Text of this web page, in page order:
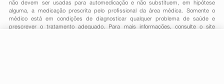
não devem ser usadas para automedicação e não substituem, em hipótese
alguma, a medicação prescrita pelo profissional da área médica. Somente o
médico está em condições de diagnosticar qualquer problema de saúde e
prescrever o tratamento adequado. Para mais informações, consulte o site